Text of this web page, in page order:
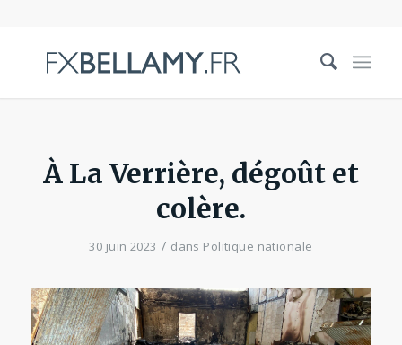
À La Verrière, dégoût et
colère.
30 juin 2023 / dans Politique nationale